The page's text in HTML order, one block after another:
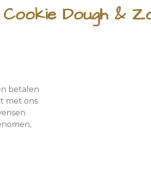
Dough &
betalen
met ons